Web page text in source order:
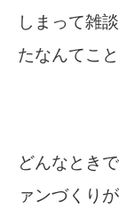
しまって雑
たなんてこ
どんなとき
ァンづくり